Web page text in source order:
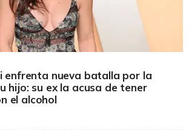
enfrenta nueva batalla por la
hijo: su ex la acusa de tener
el alcohol